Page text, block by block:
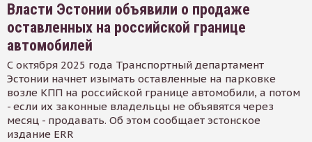
Власти Эстонии объявили о продаже
оставленных на российской границе
автомобилей
С октября 2025 года Транспортный департамент
Эстонии начнет изымать оставленные на парковке
возле КПП на российской границе автомобили, а потом
- если их законные владельцы не объявятся через
месяц - продавать. Об этом сообщает эстонское
издание ERR